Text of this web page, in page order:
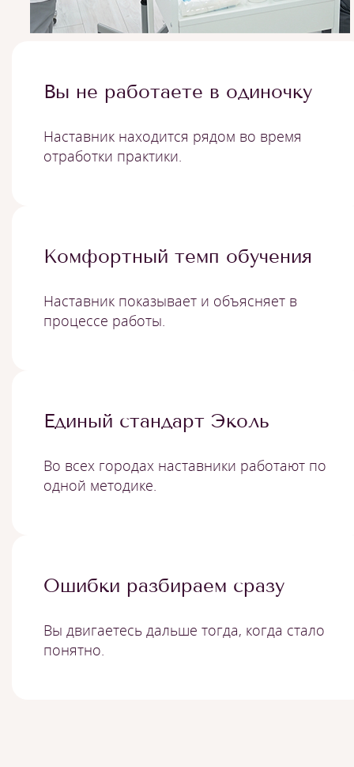
Вы не работаете в одиночку
Наставник находится рядом во время
отработки практики.
Комфортный темп обучения
Наставник показывает и объясняет в
процессе работы.
Единый стандарт Эколь
Во всех городах наставники работают по
одной методике.
Ошибки разбираем сразу
Вы двигаетесь дальше тогда, когда стало
понятно.